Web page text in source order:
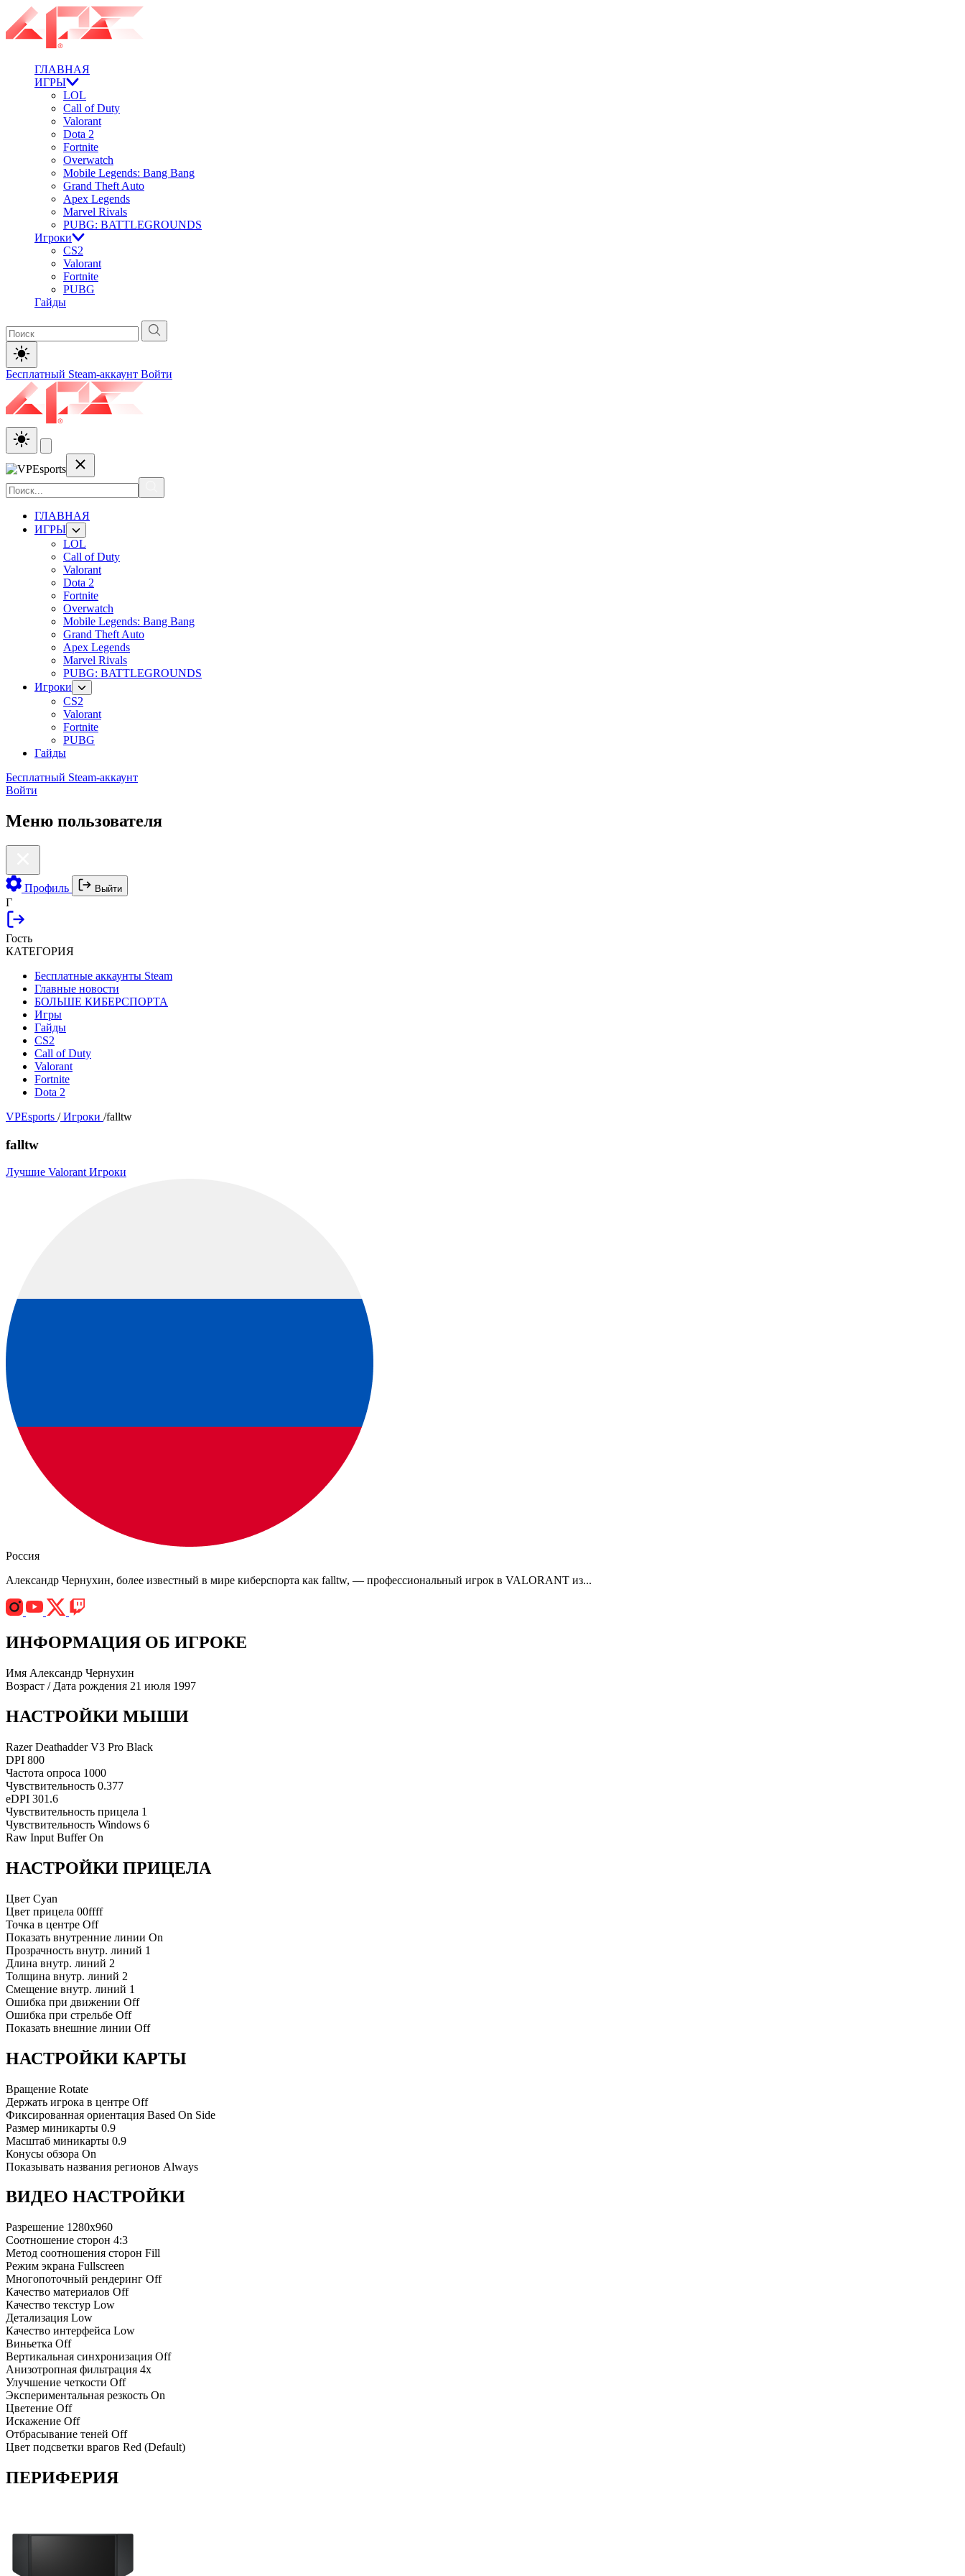
ГЛАВНАЯ
ИГРЫ
LOL
Call of Duty
Valorant
Dota 2
Fortnite
Overwatch
Mobile Legends: Bang Bang
Grand Theft Auto
Apex Legends
Marvel Rivals
PUBG: BATTLEGROUNDS
Игроки
CS2
Valorant
Fortnite
PUBG
Гайды
Бесплатный Steam-аккаунт Войти
ГЛАВНАЯ
ИГРЫ
LOL
Call of Duty
Valorant
Dota 2
Fortnite
Overwatch
Mobile Legends: Bang Bang
Grand Theft Auto
Apex Legends
Marvel Rivals
PUBG: BATTLEGROUNDS
Игроки
CS2
Valorant
Fortnite
PUBG
Гайды
Бесплатный Steam-аккаунт
Войти
Меню пользователя
Профиль Выйти
Г
Гость
КАТЕГОРИЯ
Бесплатные аккаунты Steam
Главные новости
БОЛЬШЕ КИБЕРСПОРТА
Игры
Гайды
CS2
Call of Duty
Valorant
Fortnite
Dota 2
VPEsports / Игроки /falltw
falltw
Лучшие Valorant Игроки
Россия
Александр Чернухин, более известный в мире киберспорта как falltw, — профессиональный игрок в VALORANT из...
ИНФОРМАЦИЯ ОБ ИГРОКЕ
Имя Александр Чернухин
Возраст / Дата рождения 21 июля 1997
НАСТРОЙКИ МЫШИ
Razer Deathadder V3 Pro Black
DPI 800
Частота опроса 1000
Чувствительность 0.377
eDPI 301.6
Чувствительность прицела 1
Чувствительность Windows 6
Raw Input Buffer On
НАСТРОЙКИ ПРИЦЕЛА
Цвет Cyan
Цвет прицела 00ffff
Точка в центре Off
Показать внутренние линии On
Прозрачность внутр. линий 1
Длина внутр. линий 2
Толщина внутр. линий 2
Смещение внутр. линий 1
Ошибка при движении Off
Ошибка при стрельбе Off
Показать внешние линии Off
НАСТРОЙКИ КАРТЫ
Вращение Rotate
Держать игрока в центре Off
Фиксированная ориентация Based On Side
Размер миникарты 0.9
Масштаб миникарты 0.9
Конусы обзора On
Показывать названия регионов Always
ВИДЕО НАСТРОЙКИ
Разрешение 1280x960
Соотношение сторон 4:3
Метод соотношения сторон Fill
Режим экрана Fullscreen
Многопоточный рендеринг Off
Качество материалов Off
Качество текстур Low
Детализация Low
Качество интерфейса Low
Виньетка Off
Вертикальная синхронизация Off
Анизотропная фильтрация 4x
Улучшение четкости Off
Экспериментальная резкость On
Цветение Off
Искажение Off
Отбрасывание теней Off
Цвет подсветки врагов Red (Default)
ПЕРИФЕРИЯ